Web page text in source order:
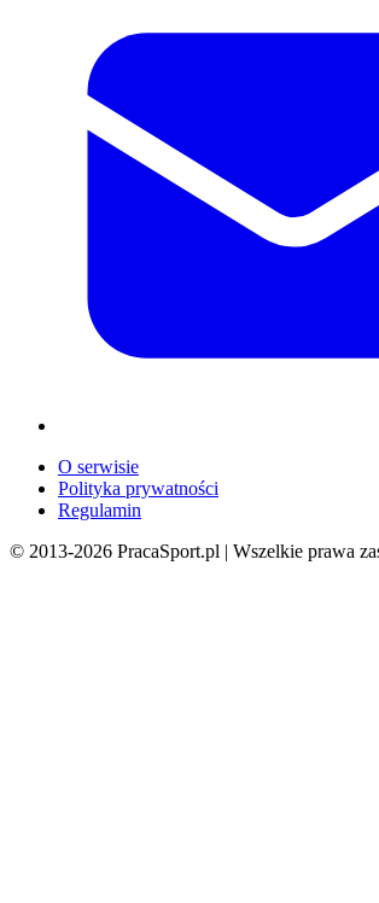
O serwisie
Polityka prywatności
Regulamin
© 2013-2026 PracaSport.pl | Wszelkie prawa